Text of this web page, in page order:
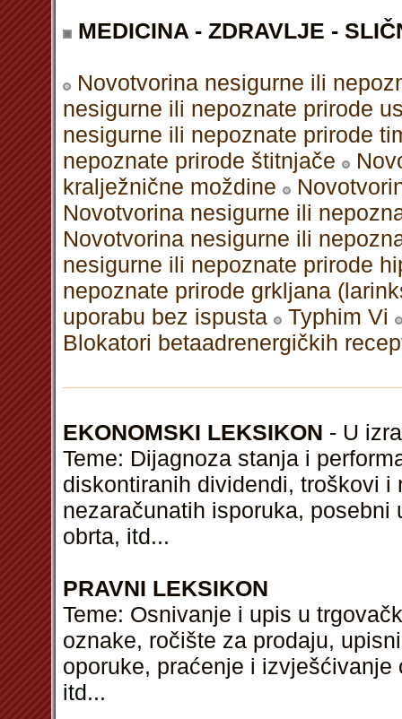
MEDICINA - ZDRAVLJE -
Novotvorina nesigurne ili
nesigurne ili nepoznate prirode
nesigurne ili nepoznate prirode
nepoznate prirode štitnjače
kralježnične moždine
Novotvorina nesigurne ili
Novotvorina nesigurne ili
nesigurne ili nepoznate prirode
nepoznate prirode grkljana
uporabu bez ispusta
Typhim Vi
Blokatori betaadrenergičkih
EKONOMSKI LEKSIKON - U
Teme: Dijagnoza stanja i
diskontiranih dividendi, troškovi
nezaračunatih isporuka,
obrta, itd...
PRAVNI LEKSIKON
Teme: Osnivanje i upis u
oznake, ročište za prodaju,
oporuke, praćenje i
itd...